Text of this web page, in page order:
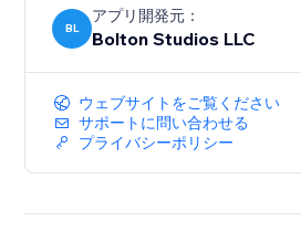
BL
アプリ開発元：
Bolton Studios LLC
ウェブサイトをご覧ください
サポートに問い合わせる
プライバシーポリシー